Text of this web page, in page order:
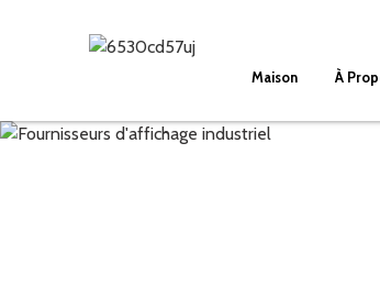
Maison À